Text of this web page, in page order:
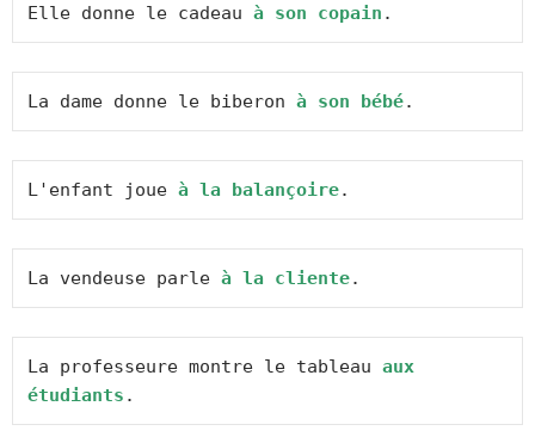
Elle donne le cadeau à son copain .
La dame donne le biberon à son bébé.
L'enfant joue à la balançoire.
La vendeuse parle à la cliente.
La professeure montre le tableau aux
étudiants .